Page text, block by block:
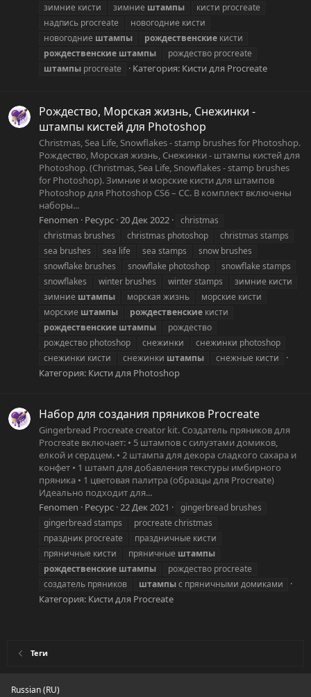
зимние кисти
зимние штампы
кисти procreate
надпись procreate
новогодние кисти
новогодние штампы рождественские кисти
рождественские штампы
рождество procreate
штампы procreate Категория: Кисти для Procreate
Рождество, Морская жизнь, Снежинки -
штампы кистей для Photoshop
Christmas, Sea Life, Snowflakes - stamp brushes for Photoshop.
Рождество, Морская жизнь, Снежинки - штампы кистей для
Photoshop. (Christmas, Sea Life, Snowflakes - stamp brushes
for Photoshop). Зимние и морские кисти для штампов
Photoshop для Photoshop CS6 – CC. В комплект включены
наборы...
Fenomen
Ресурс 20 Дек 2022
christmas
christmas brushes
christmas photoshop
christmas stamps
sea brushes
sea life sea stamps
snow brushes
snowflake brushes
snowflake photoshop
snowflake stamps
snowflakes
winter brushes winter stamps
зимние кисти
зимние штампы морская жизнь
морские кисти
морские штампы рождественские кисти
рождественские штампы
рождество
рождество photoshop
снежинки
снежинки photoshop
снежинки кисти
снежинки штампы снежные кисти
Категория: Кисти для Photoshop
Набор для создания пряников Procreate
Gingerbread Procreate creator kit. Создатель пряников для
Procreate включает: • 5 штампов с силуэтами домиков,
елкой и сердцем. • 2 штампа для декора сладкого сахара и
конфет • 1 штамп для добавления текстуры имбирного
пряника • 1 цветовая палитра (образцы для Procreate)
Идеально подходит для...
Fenomen
Ресурс 22 Дек 2021
gingerbread brushes
gingerbread stamps
procreate christmas
праздник procreate
праздничные кисти
пряничные кисти
пряничные штампы
рождественские штампы
рождество procreate
создатель пряников
штампыс пряничными домиками
Категория: Кисти для Procreate
Теги
Russian (RU)